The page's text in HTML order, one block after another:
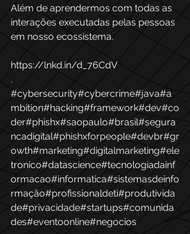
Além de aprendermos com todas as
interações executadas pelas pessoas
em nosso ecossistema.
https://lnkd.in/d_76CdV
.
#cybersecurity#cybercrime#java#a
mbition#hacking#framework#dev#co
der#phishx#saopaulo#brasil#segura
ncadigital#phishxforpeople#devbr#gr
owth#marketing#digitalmarketing#ele
tronico#datascience#tecnologiadainf
ormacao#informatica#sistemasdeinfo
rmação#profissionaldeti#produtivida
de#privacidade#startups#comunida
des#eventoonline#negocios